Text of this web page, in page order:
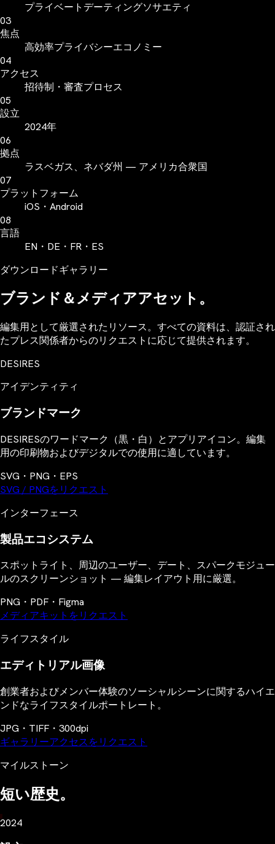
プライベートデーティングソサエティ
03
焦点
高効率プライバシーエコノミー
04
アクセス
招待制・審査プロセス
05
設立
2024年
06
拠点
ラスベガス、ネバダ州 — アメリカ合衆国
07
プラットフォーム
iOS・Android
08
言語
EN・DE・FR・ES
ダウンロードギャラリー
ブランド＆メディアアセット。
編集用として厳選されたリソース。すべての資料は、認証され
たプレス関係者からのリクエストに応じて提供されます。
DESIRES
アイデンティティ
ブランドマーク
DESIRESのワードマーク（黒・白）とアプリアイコン。編集
用の印刷物およびデジタルでの使用に適しています。
SVG・PNG・EPS
SVG / PNGをリクエスト
インターフェース
製品エコシステム
スポットライト、周辺のユーザー、デート、スパークモジュー
ルのスクリーンショット — 編集レイアウト用に厳選。
PNG・PDF・Figma
メディアキットをリクエスト
ライフスタイル
エディトリアル画像
創業者およびメンバー体験のソーシャルシーンに関するハイエ
ンドなライフスタイルポートレート。
JPG・TIFF・300dpi
ギャラリーアクセスをリクエスト
マイルストーン
短い歴史。
2024